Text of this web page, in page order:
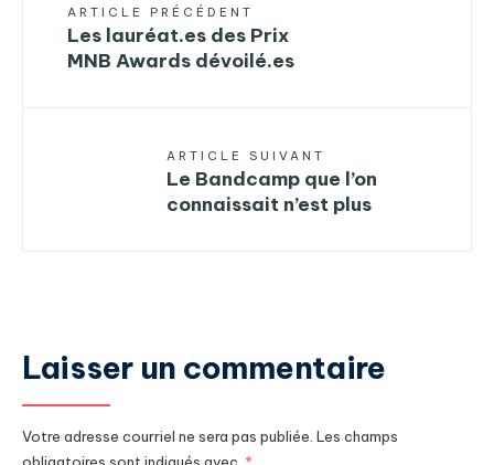
ARTICLE PRÉCÉDENT
Les lauréat.es des Prix
MNB Awards dévoilé.es
ARTICLE SUIVANT
Le Bandcamp que l’on
connaissait n’est plus
Laisser un commentaire
Votre adresse courriel ne sera pas publiée. Les champs